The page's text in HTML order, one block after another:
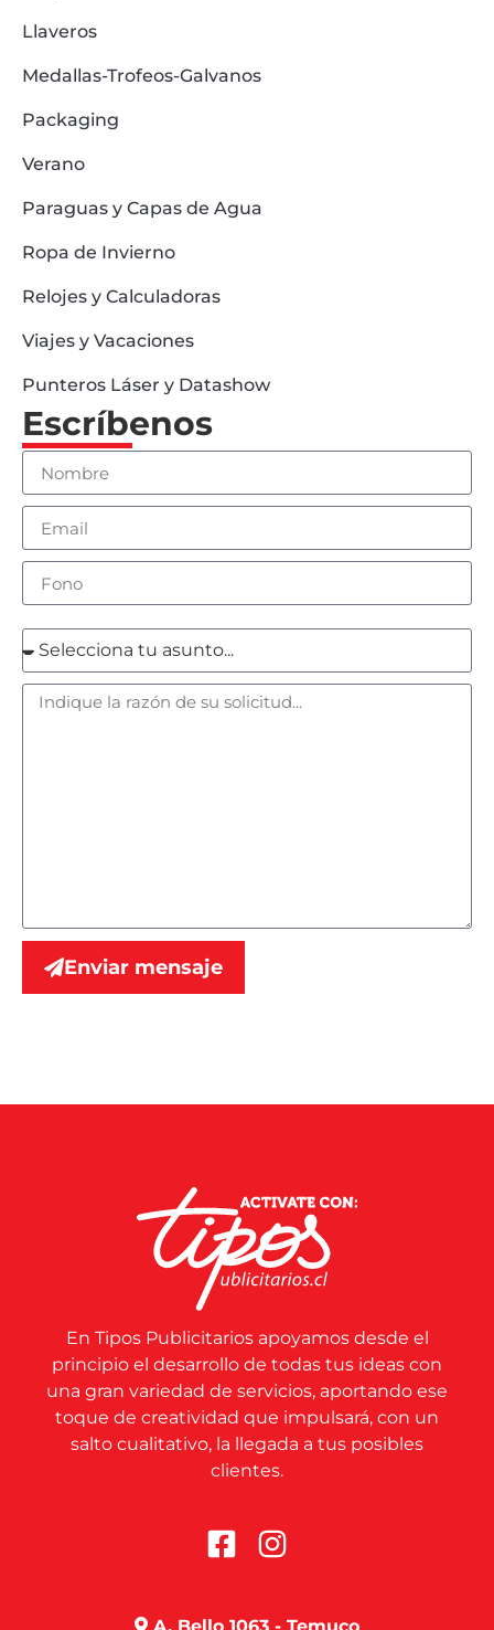
Llaveros
Medallas-Trofeos-Galvanos
Packaging
Verano
Paraguas y Capas de Agua
Ropa de Invierno
Relojes y Calculadoras
Viajes y Vacaciones
Punteros Láser y Datashow
Escríbenos
Enviar mensaje
En Tipos Publicitarios apoyamos desde el
principio el desarrollo de todas tus ideas con
una gran variedad de servicios, aportando ese
toque de creatividad que impulsará, con un
salto cualitativo, la llegada a tus posibles
clientes.
A. Bello 1063 - Temuco